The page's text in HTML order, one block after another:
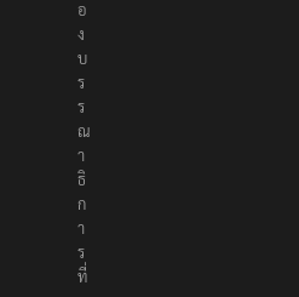
อ
ก
อ
ง
บ
ร
ร
ณ
า
ธิ
ก
า